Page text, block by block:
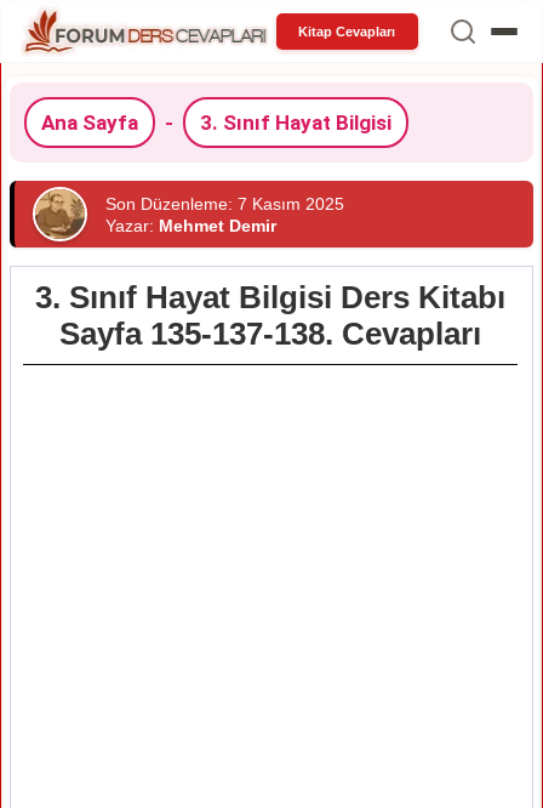
Kitap Cevapları
Ana Sayfa - 3. Sınıf Hayat Bilgisi
Son Düzenleme: 7 Kasım 2025
Yazar: Mehmet Demir
3. Sınıf Hayat Bilgisi Ders Kitabı
Sayfa 135-137-138. Cevapları